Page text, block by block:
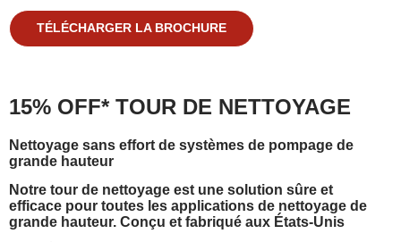
TÉLÉCHARGER LA BROCHURE
15% OFF* TOUR DE NETTOYAGE
Nettoyage sans effort de systèmes de pompage de
grande hauteur
Notre tour de nettoyage est une solution sûre et
efficace pour toutes les applications de nettoyage de
grande hauteur. Conçu et fabriqué aux États-Unis